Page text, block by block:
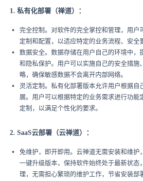
1. 私有化部署（禅道）：
完全控制。对软件的完全掌控和管理，用户
定制和配置，以适应特定的业务流程、安全
数据安全。数据存储在用户自己的环境中，
和隐私保护。用户可以实施自己的安全措施
略，确保敏感数据不会离开内部网络。
灵活定制。私有化部署版本允许用户根据自
展。用户可以根据特定的业务需求进行功能
定制，以满足个性化的要求。
2. SaaS云部署（云禅道）：
免维护，即开即用。云禅道无需安装和维护
一键升级版本，保持软件始终处于最新状态
理，无需担心繁琐的维护工作，节省安装部